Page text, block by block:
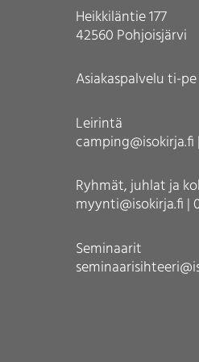
Heikkiläntie 177
42560 Pohjoisjärvi
Asiakaspalvelu ti-pe
Leirintä
camping@isokirja.fi
Ryhmät, juhlat ja
myynti@isokirja.fi |
Seminaarit